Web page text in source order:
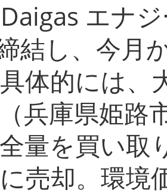
エナ
結し、今月
体的には、
兵庫県姫路
量を買い取
売却。環境